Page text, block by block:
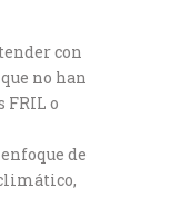
con
no han
FRIL o
de